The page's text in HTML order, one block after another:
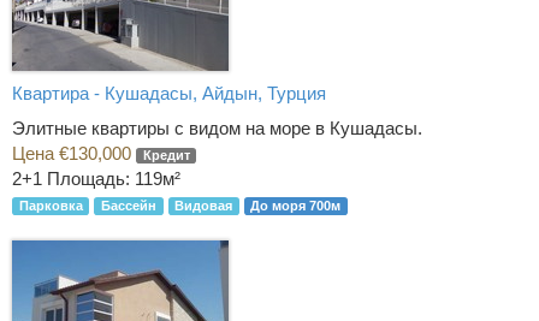
Квартира - Кушадасы, Айдын, Турция
Элитные квартиры с видом на море в Кушадасы.
Цена €130,000
Кредит
2+1 Площадь: 119м²
Парковка Бассейн Видовая До моря 700м